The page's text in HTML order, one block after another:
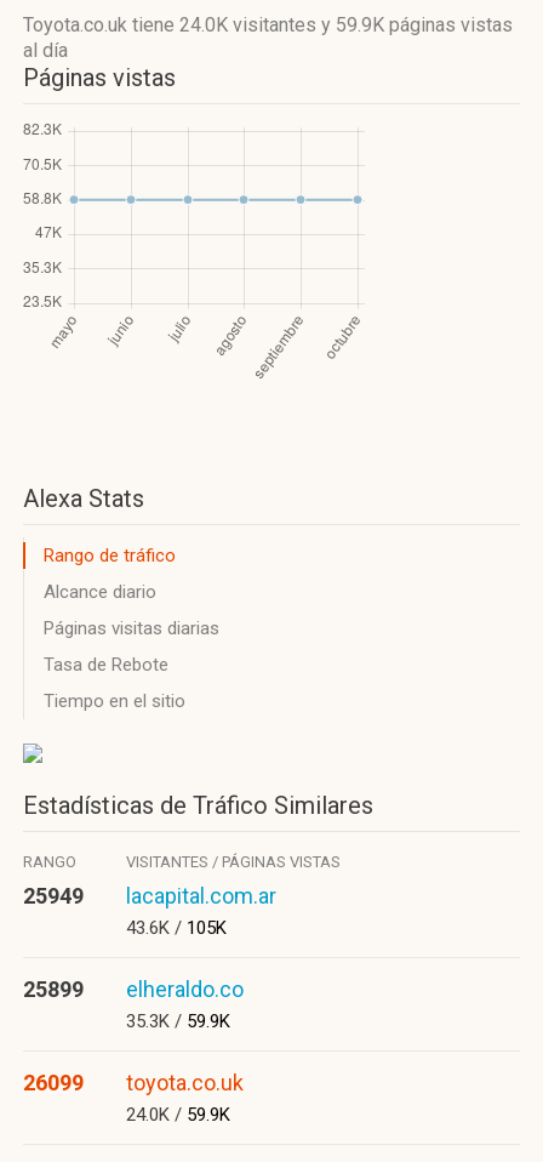
Toyota.co.uk tiene 24.0K visitantes y 59.9K páginas vistas
al día
Páginas vistas
Alexa Stats
Rango de tráfico
Alcance diario
Páginas visitas diarias
Tasa de Rebote
Tiempo en el sitio
Estadísticas de Tráfico Similares
RANGO VISITANTES / PÁGINAS VISTAS
25949 lacapital.com.ar
43.6K / 105K
25899 elheraldo.co
35.3K / 59.9K
26099 toyota.co.uk
24.0K / 59.9K